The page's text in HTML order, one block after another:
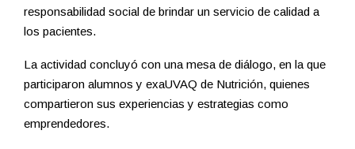
responsabilidad social de brindar un servicio de calidad a
los pacientes.
La actividad concluyó con una mesa de diálogo, en la que
participaron alumnos y exaUVAQ de Nutrición, quienes
compartieron sus experiencias y estrategias como
emprendedores.